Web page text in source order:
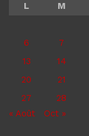
L M
6
7
13
14
20
21
27
28
« Août
Oct »